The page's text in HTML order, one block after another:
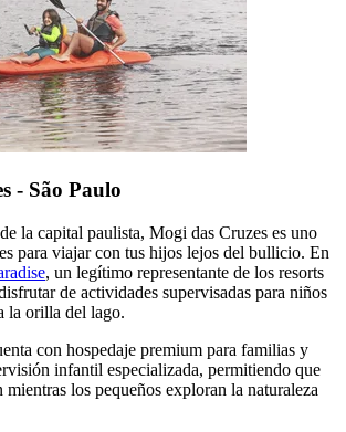
- São Paulo
la capital paulista, Mogi das Cruzes es uno
para viajar con tus hijos lejos del bullicio. En
, un legítimo representante de los resorts
de actividades supervisadas para niños
la orilla del lago.
con hospedaje premium para familias y
infantil especializada, permitiendo que
mientras los pequeños exploran la naturaleza